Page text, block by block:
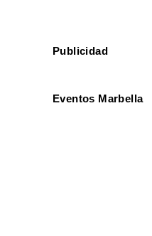
Publicidad
Eventos Marbella